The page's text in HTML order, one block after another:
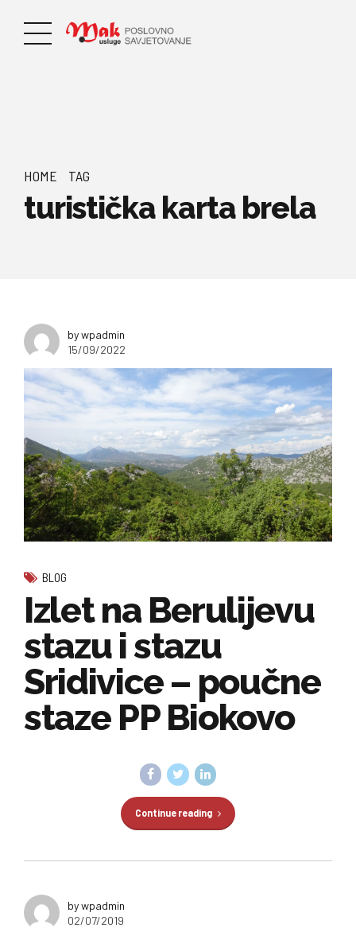
HOME TAG
turistička karta brela
by wpadmin
15/09/2022
BLOG
Izlet na Berulijevu
stazu i stazu
Sridivice – poučne
staze PP Biokovo
Continue reading
by wpadmin
02/07/2019